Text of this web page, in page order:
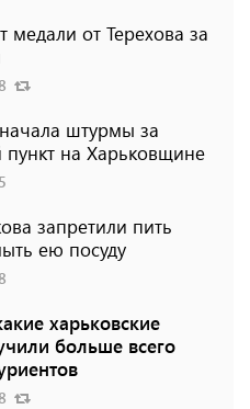
от Терехова за
штурмы за
на Харьковщине
запретили пить
ею посуду
харьковские
больше всего